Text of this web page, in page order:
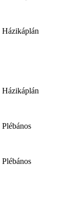
Házikáplán
Házikáplán
Plébános
Plébános